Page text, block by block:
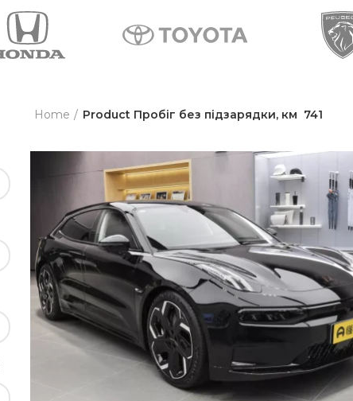
Home Product Пробіг без підзарядки, км 741